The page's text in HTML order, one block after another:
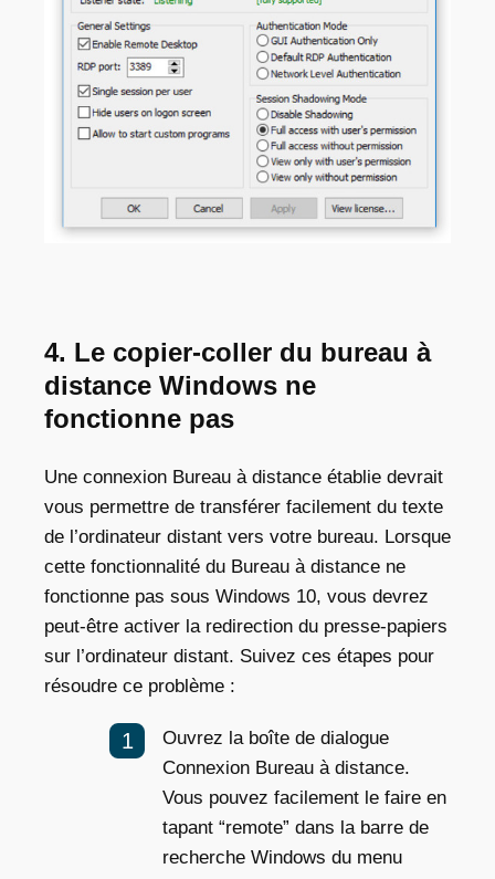
4. Le copier-coller du bureau à
distance Windows ne
fonctionne pas
Une connexion Bureau à distance établie devrait
vous permettre de transférer facilement du texte
de l’ordinateur distant vers votre bureau. Lorsque
cette fonctionnalité du Bureau à distance ne
fonctionne pas sous Windows 10, vous devrez
peut-être activer la redirection du presse-papiers
sur l’ordinateur distant. Suivez ces étapes pour
résoudre ce problème :
Ouvrez la boîte de dialogue
Connexion Bureau à distance.
Vous pouvez facilement le faire en
tapant “remote” dans la barre de
recherche Windows du menu